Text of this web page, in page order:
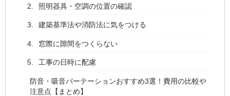
照明器具・空調の位置の確認
建築基準法や消防法に気をつける
窓際に隙間をつくらない
工事の日時に配慮
防音・吸音パーテーションおすすめ3選！費用の比較や
注意点【まとめ】